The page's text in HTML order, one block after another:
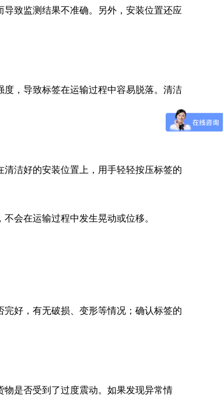
致监测结果不准确。另外，安装位置还应
，导致标签在运输过程中容易脱落。清洁
洁好的安装位置上，用手轻轻按压标签的
会在运输过程中发生晃动或位移。
好，有无破损、变形等情况；确认标签的
是否受到了过度震动。如果发现异常情